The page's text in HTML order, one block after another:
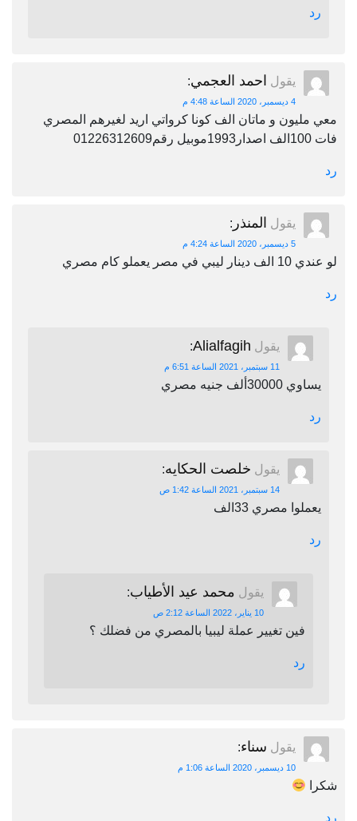
رد
يقول احمد العجمي:
4 ديسمبر، 2020 الساعة 4:48 م
معي مليون و ماتان الف كونا كرواتي اريد لغيرهم المصري
فات 100الف اصدار1993موبيل رقم01226312609
رد
يقول المنذر :
5 ديسمبر، 2020 الساعة 4:24 م
لو عندي 10 الف دينار ليبي في مصر يعملو كام مصري
رد
يقول Alialfagih
:
11 سبتمبر، 2021 الساعة 6:51 م
يساوي 30000ألف جنيه مصري
رد
يقول خلصت الحكايه:
14 سبتمبر، 2021 الساعة 1:42 ص
يعملوا مصري 33الف
رد
يقول محمد عيد الأطياب:
10 يناير، 2022 الساعة 2:12 ص
فين تغيير عملة ليبيا بالمصري من فضلك ؟
رد
يقول سناء:
10 ديسمبر، 2020 الساعة 1:06 م
شكرا
رد